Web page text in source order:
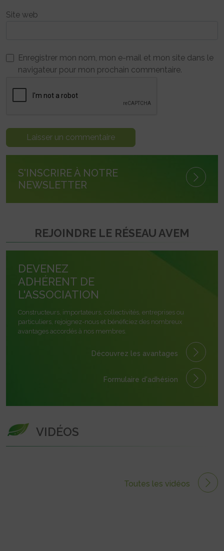
Site web
Enregistrer mon nom, mon e-mail et mon site dans le
navigateur pour mon prochain commentaire.
S'INSCRIRE À NOTRE
NEWSLETTER
REJOINDRE LE RÉSEAU AVEM
DEVENEZ
ADHÉRENT DE
L'ASSOCIATION
Constructeurs, importateurs, collectivités, entreprises ou
particuliers, rejoignez-nous et bénéficiez des nombreux
avantages accordés à nos membres.
Découvrez les avantages
Formulaire d'adhésion
VIDÉOS
Toutes les vidéos